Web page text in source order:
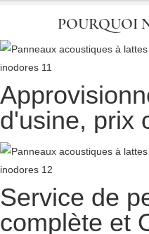
POURQUOI
d'usine, prix
Service de
complète et